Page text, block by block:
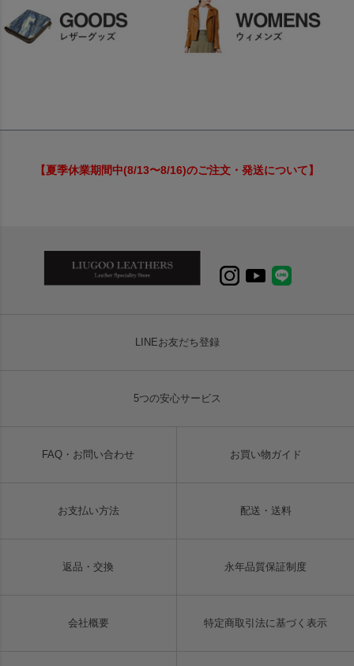
【夏季休業期間中(8/13〜8/16)のご注文・発送について】
LINEお友だち登録
5つの安心サービス
FAQ・お問い合わせ お買い物ガイド
お支払い方法 配送・送料
返品・交換 永年品質保証制度
会社概要 特定商取引法に基づく表示